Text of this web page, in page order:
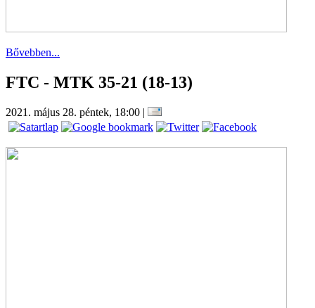
Bővebben...
FTC - MTK 35-21 (18-13)
2021. május 28. péntek, 18:00 |